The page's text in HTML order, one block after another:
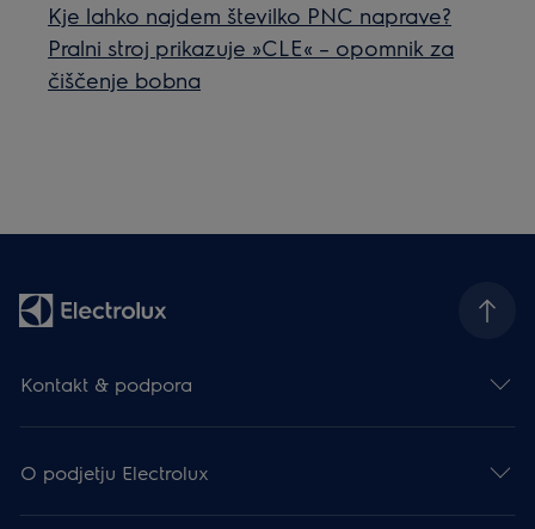
Kje lahko najdem številko PNC naprave?
Pralni stroj prikazuje »CLE« – opomnik za
čiščenje bobna
Kontakt & podpora
O podjetju Electrolux